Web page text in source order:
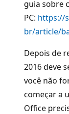
guia sobre
PC: https://
br/article/
Depois de
2016 deve
você não
começar a
Office